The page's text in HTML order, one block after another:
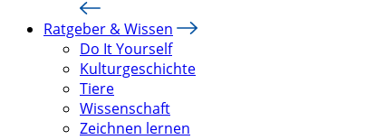
Ratgeber & Wissen
Do It Yourself
Kulturgeschichte
Tiere
Wissenschaft
Zeichnen lernen